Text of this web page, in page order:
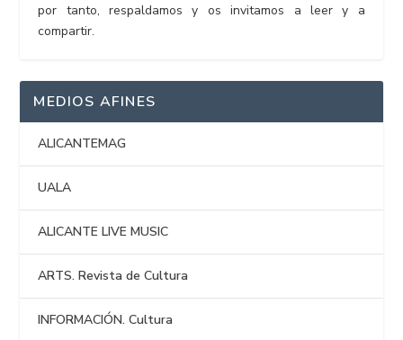
por tanto, respaldamos y os invitamos a leer y a
compartir.
MEDIOS AFINES
ALICANTEMAG
UALA
ALICANTE LIVE MUSIC
ARTS. Revista de Cultura
INFORMACIÓN. Cultura